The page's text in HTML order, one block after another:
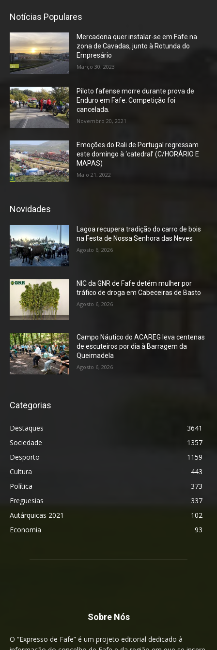
Notícias Populares
Mercadona quer instalar-se em Fafe na
zona de Cavadas, junto à Rotunda do
Empresário
Março 30, 2023
Piloto fafense morre durante prova de
Enduro em Fafe. Competição foi
cancelada.
Novembro 20, 2021
Emoções do Rali de Portugal regressam
este domingo à ‘catedral’ (C/HORÁRIO E
MAPAS)
Maio 21, 2022
Novidades
Lagoa recupera tradição do carro de bois
na Festa de Nossa Senhora das Neves
Agosto 6, 2026
NIC da GNR de Fafe detém mulher por
tráfico de droga em Cabeceiras de Basto
Agosto 6, 2026
Campo Náutico do ACAREG leva centenas
de escuteiros por dia à Barragem da
Queimadela
Agosto 6, 2026
Categorias
Destaques
3641
Sociedade
1357
Desporto
1159
Cultura
443
Política
373
Freguesias
337
Autárquicas 2021
102
Economia
93
Sobre Nós
O “Expresso de Fafe” é um projeto editorial dedicado à